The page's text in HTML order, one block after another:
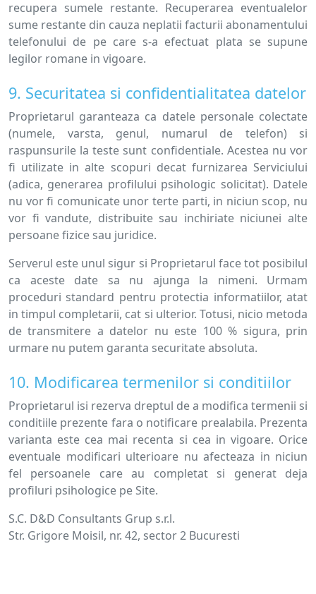
recupera sumele restante. Recuperarea eventualelor
sume restante din cauza neplatii facturii abonamentului
telefonului de pe care s-a efectuat plata se supune
legilor romane in vigoare.
9. Securitatea si confidentialitatea datelor
Proprietarul garanteaza ca datele personale colectate
(numele, varsta, genul, numarul de telefon) si
raspunsurile la teste sunt confidentiale. Acestea nu vor
fi utilizate in alte scopuri decat furnizarea Serviciului
(adica, generarea profilului psihologic solicitat). Datele
nu vor fi comunicate unor terte parti, in niciun scop, nu
vor fi vandute, distribuite sau inchiriate niciunei alte
persoane fizice sau juridice.
Serverul este unul sigur si Proprietarul face tot posibilul
ca aceste date sa nu ajunga la nimeni. Urmam
proceduri standard pentru protectia informatiilor, atat
in timpul completarii, cat si ulterior. Totusi, nicio metoda
de transmitere a datelor nu este 100 % sigura, prin
urmare nu putem garanta securitate absoluta.
10. Modificarea termenilor si conditiilor
Proprietarul isi rezerva dreptul de a modifica termenii si
conditiile prezente fara o notificare prealabila. Prezenta
varianta este cea mai recenta si cea in vigoare. Orice
eventuale modificari ulterioare nu afecteaza in niciun
fel persoanele care au completat si generat deja
profiluri psihologice pe Site.
S.C. D&D Consultants Grup s.r.l.
Str. Grigore Moisil, nr. 42, sector 2 Bucuresti